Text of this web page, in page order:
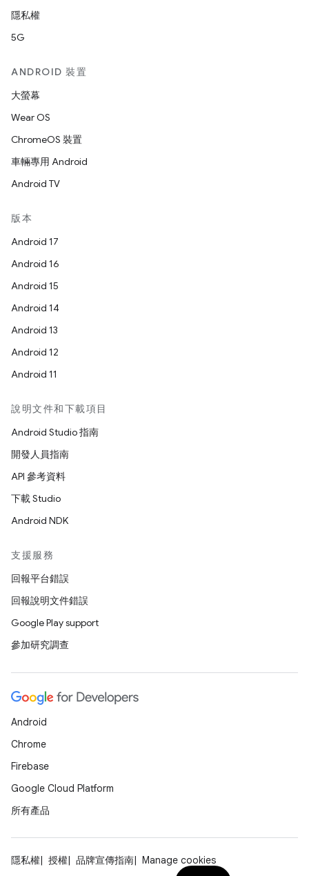
隱私權
5G
ANDROID 裝置
大螢幕
Wear OS
ChromeOS 裝置
車輛專用 Android
Android TV
版本
Android 17
Android 16
Android 15
Android 14
Android 13
Android 12
Android 11
說明文件和下載項目
Android Studio 指南
開發人員指南
API 參考資料
下載 Studio
Android NDK
支援服務
回報平台錯誤
回報說明文件錯誤
Google Play support
參加研究調查
Android
Chrome
Firebase
Google Cloud Platform
所有產品
隱私權 授權 品牌宣傳指南 Manage cookies